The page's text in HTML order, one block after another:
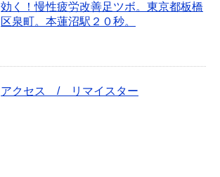
効く！慢性疲労改善足ツボ。東京都板橋
区泉町。本蓮沼駅２０秒。
アクセス / リマイスター